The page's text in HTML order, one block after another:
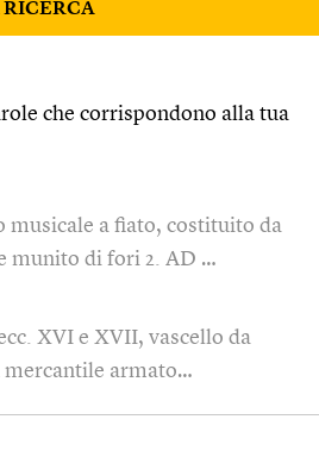
che corrispondono alla tua
musicale a fiato, costituito da
munito di fori 2. AD …
XVI e XVII, vascello da
armato…